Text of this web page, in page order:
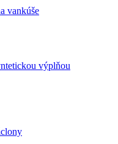
vankúše
výplňou